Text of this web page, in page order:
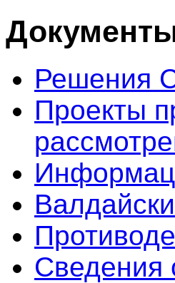
Решения
Проекты
Сведения